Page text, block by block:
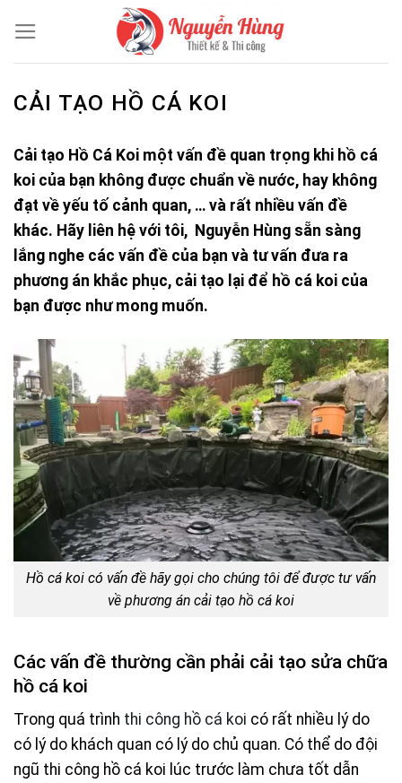
content
CẢI TẠO HỒ CÁ KOI
Cải tạo Hồ Cá Koi một vấn đề quan trọng khi hồ cá
koi của bạn không được chuẩn về nước, hay không
đạt về yếu tố cảnh quan, … và rất nhiều vấn đề
khác. Hãy liên hệ với tôi, Nguyễn Hùng sẵn sàng
lắng nghe các vấn đề của bạn và tư vấn đưa ra
phương án khắc phục, cải tạo lại để hồ cá koi của
bạn được như mong muốn.
Hồ cá koi có vấn đề hãy gọi cho chúng tôi để được tư vấn
về phương án cải tạo hồ cá koi
Các vấn đề thường cần phải cải tạo sửa chữa
hồ cá koi
Trong quá trình thi công hồ cá koi có rất nhiều lý do
có lý do khách quan có lý do chủ quan. Có thể do đội
ngũ thi công hồ cá koi lúc trước làm chưa tốt dẫn